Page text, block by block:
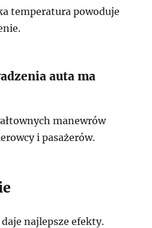
temperatura powoduje
auta ma
manewrów
i pasażerów.
najlepsze efekty.